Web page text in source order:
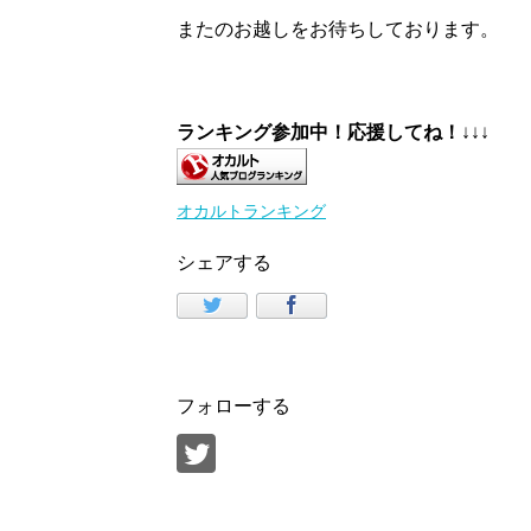
またのお越しをお待ちしております。
ランキング参加中！応援してね！ ↓↓↓
オカルトランキング
シェアする
フォローする